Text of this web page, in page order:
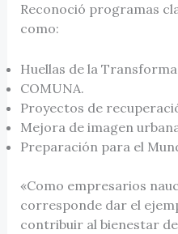
Reconoció programas
como:
Huellas de la
COMUNA.
⁠Proyectos de
Mejora de imagen
Preparación para el
«Como empresarios
corresponde dar el
contribuir al bienestar